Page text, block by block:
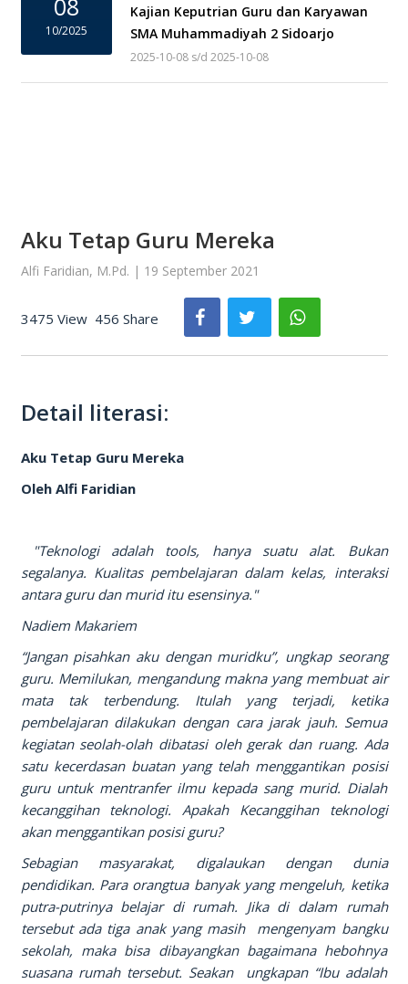
08
10/2025
Kajian Keputrian Guru dan Karyawan
SMA Muhammadiyah 2 Sidoarjo
2025-10-08 s/d 2025-10-08
Aku Tetap Guru Mereka
Alfi Faridian, M.Pd. | 19 September 2021
3475 View 456 Share
Detail literasi:
Aku Tetap Guru Mereka
Oleh Alfi Faridian
"Teknologi adalah tools, hanya suatu alat. Bukan
segalanya. Kualitas pembelajaran dalam kelas, interaksi
antara guru dan murid itu esensinya."
Nadiem Makariem
“Jangan pisahkan aku dengan muridku”, ungkap seorang
guru. Memilukan, mengandung makna yang membuat air
mata tak terbendung. Itulah yang terjadi, ketika
pembelajaran dilakukan dengan cara jarak jauh. Semua
kegiatan seolah-olah dibatasi oleh gerak dan ruang. Ada
satu kecerdasan buatan yang telah menggantikan posisi
guru untuk mentranfer ilmu kepada sang murid. Dialah
kecanggihan teknologi. Apakah Kecanggihan teknologi
akan menggantikan posisi guru?
Sebagian masyarakat, digalaukan dengan dunia
pendidikan. Para orangtua banyak yang mengeluh, ketika
putra-putrinya belajar di rumah. Jika di dalam rumah
tersebut ada tiga anak yang masih mengenyam bangku
sekolah, maka bisa dibayangkan bagaimana hebohnya
suasana rumah tersebut. Seakan ungkapan “Ibu adalah